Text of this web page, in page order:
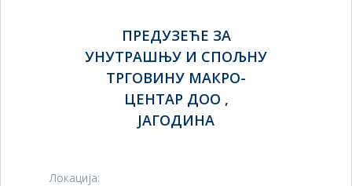
ПРЕДУЗЕЋЕ ЗА
УНУТРАШЊУ И СПОЉНУ
ТРГОВИНУ МАКРО-
ЦЕНТАР ДОО ,
ЈАГОДИНА
Локација: